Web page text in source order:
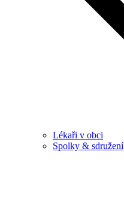
Lékaři v obci
Spolky & sdružení